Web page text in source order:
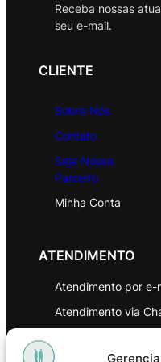
Receba nossas
seu e-mail.
CLIENTE
Sobre Nós
Contato
Seja Nosso
Parceiro
Minha Conta
ATENDIMENTO
Atendimento por e-
Atendimento via